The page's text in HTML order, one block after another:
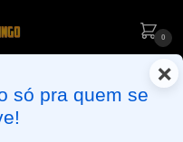
0
(SEG A SEX): PEDIDOS
VIA MOTOBOY
×
só pra quem se